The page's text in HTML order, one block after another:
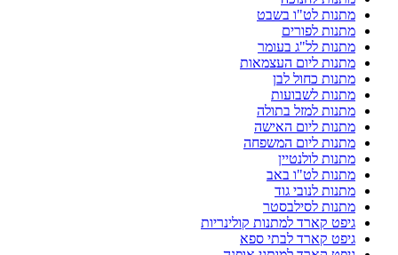
מתנות לט"ו בשבט
מתנות לפורים
מתנות לל"ג בעומר
מתנות ליום העצמאות
מתנות כחול לבן
מתנות לשבועות
מתנות למזל בתולה
מתנות ליום האישה
מתנות ליום המשפחה
מתנות לולנטיין
מתנות לט"ו באב
מתנות לנובי גוד
מתנות לסילבסטר
גיפט קארד למתנות קולינריות
גיפט קארד לבתי ספא